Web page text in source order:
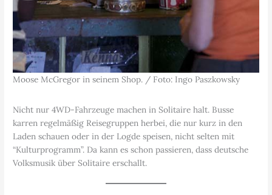
Moose McGregor in seinem Shop. / Foto: Ingo Paszkowsky
Nicht nur 4WD-Fahrzeuge machen in Solitaire halt. Busse
karren regelmäßig Reisegruppen herbei, die nur kurz in den
Laden schauen oder in der Logde speisen, nicht selten mit
“Kulturprogramm”. Da kann es schon passieren, dass deutsche
Volksmusik über Solitaire erschallt.